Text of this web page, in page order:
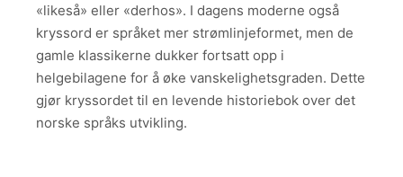
«likeså» eller «derhos». I dagens moderne også
kryssord er språket mer strømlinjeformet, men de
gamle klassikerne dukker fortsatt opp i
helgebilagene for å øke vanskelighetsgraden. Dette
gjør kryssordet til en levende historiebok over det
norske språks utvikling.